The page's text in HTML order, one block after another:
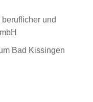
und
Bad Kissingen